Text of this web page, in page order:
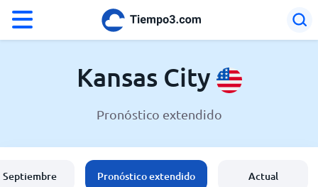
El clima en Kansas City
Estados Unidos
Kansas City
Pronóstico extendido
Septiembre Pronóstico extendido Actual